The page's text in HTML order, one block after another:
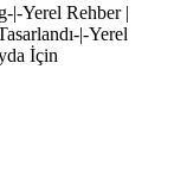
|-Yerel Rehber |
|-Yerel
İçin